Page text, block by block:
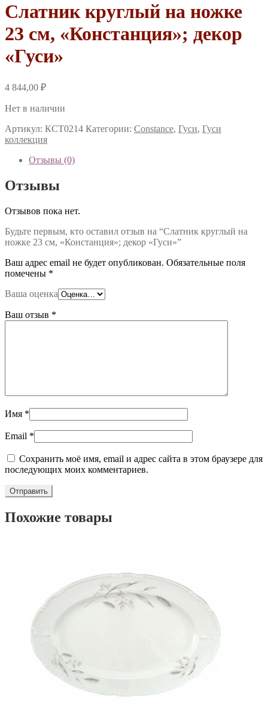
Слатник круглый на ножке
23 см, «Констанция»; декор
«Гуси»
4 844,00 ₽
Нет в наличии
Артикул: КСТ0214 Категории: Constance, Гуси, Гуси
коллекция
Отзывы (0)
Отзывы
Отзывов пока нет.
Будьте первым, кто оставил отзыв на “Слатник круглый на
ножке 23 см, «Констанция»; декор «Гуси»”
Ваш адрес email не будет опубликован. Обязательные поля
помечены *
Ваша оценка
Ваш отзыв *
Имя *
Email *
Сохранить моё имя, email и адрес сайта в этом браузере для
последующих моих комментариев.
Похожие товары